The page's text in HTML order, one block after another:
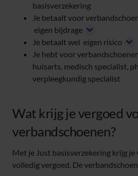
basisverzekering
Je betaalt voor
eigen bijdrage
Je betaalt wel eigen risico
Je hebt voor
huisarts, medisch specialist,
verpleegkundig specialist
Wat krijg je vergoed
verbandschoenen?
Met je Just basisverzekering krijg je
volledig vergoed. De